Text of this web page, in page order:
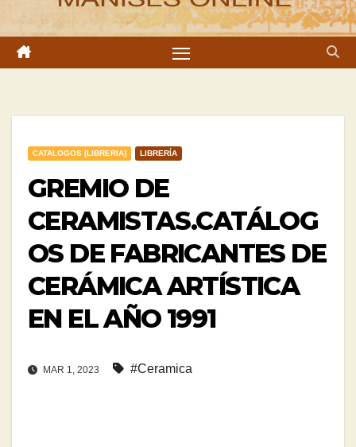
CATALOGOS [LIBRERIA] LIBRERÍA
GREMIO DE
CERAMISTAS.CATÁLOG
OS DE FABRICANTES DE
CERÁMICA ARTÍSTICA
EN EL AÑO 1991
MAR 1, 2023 #Ceramica